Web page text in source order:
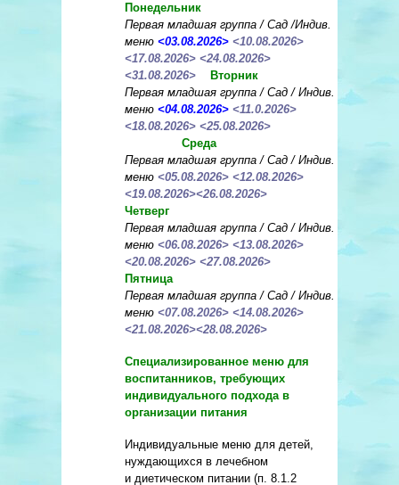
Понедельник
Первая младшая группа / Сад /Индив.
меню <03.08.2026> <10.08.2026>
<17.08.2026> <24.08.2026>
<31.08.2026>
Вторник
Первая младшая группа / Сад / Индив.
меню <04.08.2026> <11.0.2026>
<18.08.2026> <25.08.2026>
Среда
Первая младшая группа / Сад / Индив.
меню <05.08.2026> <12.08.2026>
<19.08.2026><26.08.2026>
Четверг
Первая младшая группа / Сад / Индив.
меню <06.08.2026> <13.08.2026>
<20.08.2026> <27.08.2026>
Пятница
Первая младшая группа / Сад / Индив.
меню <07.08.2026> <14.08.2026>
<21.08.2026><28.08.2026>
Специализированное меню для
воспитанников, требующих
индивидуального подхода в
организации питания
Индивидуальные меню для детей,
нуждающихся в лечебном
и диетическом питании (п. 8.1.2